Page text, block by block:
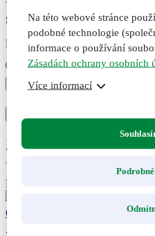
Skladem
Expedujeme do druhého dne po
Dárek
muže
množství
Zákazníci také
Dárek
605
Na této webové stránce
podobné technologie
informace o používání
Zásadách ochrany osobních
Více informací